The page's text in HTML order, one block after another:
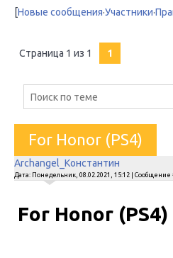
[Новые сообщения·Участники·
Страница 1 из 1 1
For Honor (PS4)
Archangel_Константин
Дата: Понедельник, 08.02.2021, 15:12 | Сообщение
For Honor (PS4)